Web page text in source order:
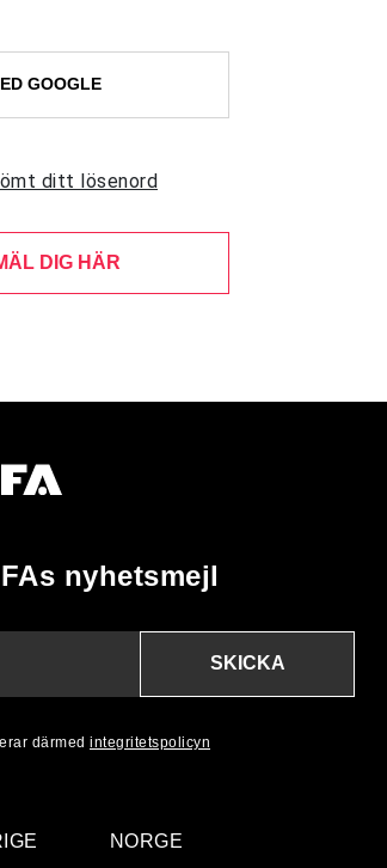
GOOGLE
ditt lösenord
DIG HÄR
nyhetsmejl
SKICKA
därmed integritetspolicyn
NORGE